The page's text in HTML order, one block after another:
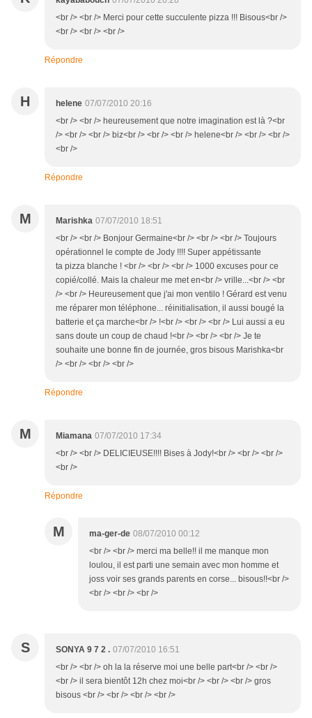
<br /> <br /> Merci pour cette succulente pizza !!! Bisous<br />
<br /> <br /> <br />
Répondre
H helene 07/07/2010 20:16
<br /> <br /> heureusement que notre imagination est là ?<br
/> <br /> <br /> biz<br /> <br /> <br /> helene<br /> <br /> <br />
<br />
Répondre
M Marishka 07/07/2010 18:51
<br /> <br /> Bonjour Germaine<br /> <br /> <br /> Toujours
opérationnel le compte de Jody !!!! Super appétissante
ta pizza blanche ! <br /> <br /> <br /> 1000 excuses pour ce
copié/collé. Mais la chaleur me met en<br /> vrille...<br /> <br
/> <br /> Heureusement que j'ai mon ventilo ! Gérard est venu
me réparer mon téléphone... réinitialisation, il aussi bougé la
batterie et ça marche<br /> !<br /> <br /> <br /> Lui aussi a eu
sans doute un coup de chaud !<br /> <br /> <br /> Je te
souhaite une bonne fin de journée, gros bisous Marishka<br
/> <br /> <br /> <br />
Répondre
M Miamana 07/07/2010 17:34
<br /> <br /> DELICIEUSE!!!! Bises à Jody!<br /> <br /> <br />
<br />
Répondre
M ma-ger-de 08/07/2010 00:12
<br /> <br /> merci ma belle!! il me manque mon
loulou, il est parti une semain avec mon homme et
joss voir ses grands parents en corse... bisous!!<br />
<br /> <br /> <br />
S SONYA 9 7 2 . 07/07/2010 16:51
<br /> <br /> oh la la réserve moi une belle part<br /> <br />
<br /> il sera bientôt 12h chez moi<br /> <br /> <br /> gros
bisous <br /> <br /> <br /> <br />